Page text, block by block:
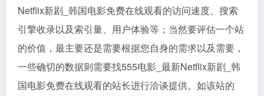
Netflix新剧_韩国电影免费在线观看的访问速度、搜索
引擎收录以及索引量、用户体验等；当然要评估一个站
的价值，最主要还是需要根据您自身的需求以及需要，
一些确切的数据则需要找555电影_最新Netflix新剧_韩
国电影免费在线观看的站长进行洽谈提供。如该站的